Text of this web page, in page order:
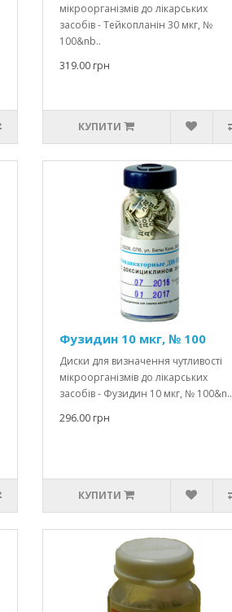
мікроорганізмів до лікарських
засобів - Тейкопланін 30 мкг, №
100&nb..
319.00 грн
КУПИТИ
Фузидин 10 мкг, № 100
Диски для визначення чутливості
мікроорганізмів до лікарських
засобів - Фузидин 10 мкг, № 100&n..
296.00 грн
КУПИТИ